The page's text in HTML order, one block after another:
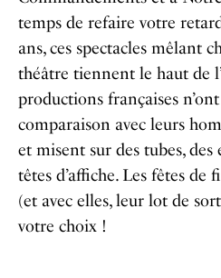
temps de refaire votre
ans, ces spectacles mêlant
théâtre tiennent le haut de
productions françaises
comparaison avec leurs
et misent sur des tubes, des
têtes d’affiche. Les fêtes de
(et avec elles, leur lot de
votre choix !